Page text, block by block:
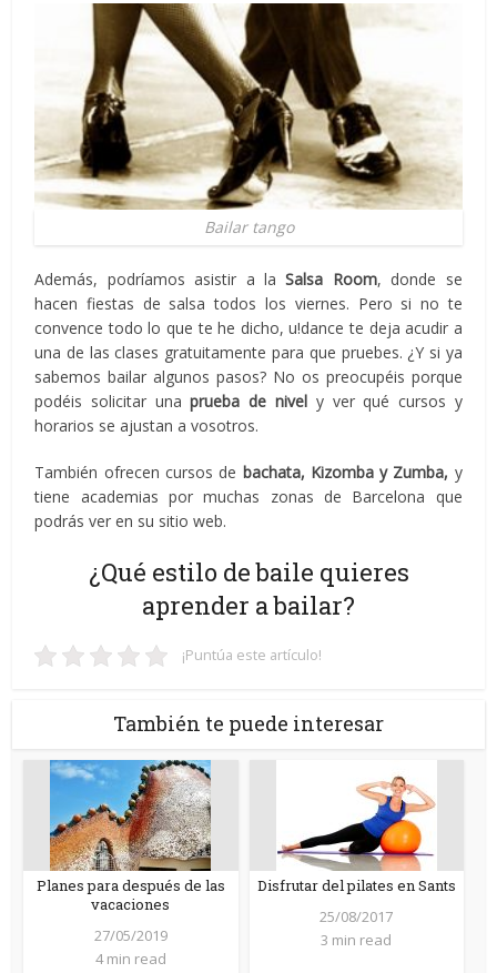
Bailar tango
Además, podríamos asistir a la Salsa Room, donde se
hacen fiestas de salsa todos los viernes. Pero si no te
convence todo lo que te he dicho, u!dance te deja acudir a
una de las clases gratuitamente para que pruebes. ¿Y si ya
sabemos bailar algunos pasos? No os preocupéis porque
podéis solicitar unaprueba de nivel y ver qué cursos y
horarios se ajustan a vosotros.
También ofrecen cursos de bachata, Kizomba y Zumba, y
tiene academias por muchas zonas de Barcelona que
podrás ver en su sitio web.
¿Qué estilo de baile quieres
aprender a bailar?
¡Puntúa este artículo!
También te puede interesar
Planes para después de las
vacaciones
27/05/2019
4 min read
Disfrutar del pilates en Sants
25/08/2017
3 min read